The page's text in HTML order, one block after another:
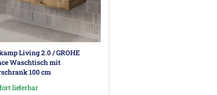
Living 2.0 / GROHE
Waschtisch mit
100 cm
lieferbar